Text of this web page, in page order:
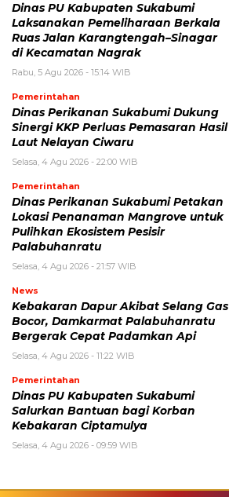
Dinas PU Kabupaten Sukabumi
Laksanakan Pemeliharaan Berkala
Ruas Jalan Karangtengah–Sinagar
di Kecamatan Nagrak
Rabu, 5 Agu 2026 - 15:14 WIB
Pemerintahan
Dinas Perikanan Sukabumi Dukung
Sinergi KKP Perluas Pemasaran Hasil
Laut Nelayan Ciwaru
Selasa, 4 Agu 2026 - 22:00 WIB
Pemerintahan
Dinas Perikanan Sukabumi Petakan
Lokasi Penanaman Mangrove untuk
Pulihkan Ekosistem Pesisir
Palabuhanratu
Selasa, 4 Agu 2026 - 21:57 WIB
News
Kebakaran Dapur Akibat Selang Gas
Bocor, Damkarmat Palabuhanratu
Bergerak Cepat Padamkan Api
Selasa, 4 Agu 2026 - 11:22 WIB
Pemerintahan
Dinas PU Kabupaten Sukabumi
Salurkan Bantuan bagi Korban
Kebakaran Ciptamulya
Selasa, 4 Agu 2026 - 09:59 WIB